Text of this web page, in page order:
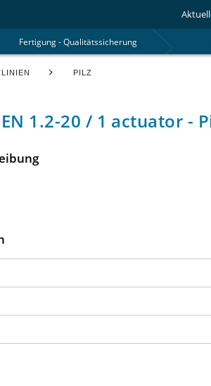
Fertigung - Qualitätssicherung
PILZ
1.2-20 / 1 actuator -